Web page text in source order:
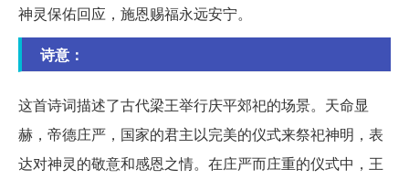
神灵保佑回应，施恩赐福永远安宁。
诗意：
这首诗词描述了古代梁王举行庆平郊祀的场景。天命显
赫，帝德庄严，国家的君主以完美的仪式来祭祀神明，表
达对神灵的敬意和感恩之情。在庄严而庄重的仪式中，王